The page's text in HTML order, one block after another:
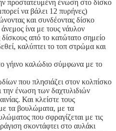
προστατευμένη ένωση στο δίσκο
να βάλει 12 πυρήνες)
και συνδέοντας δίσκο
ίνα με τους νάυλον
από το κατώτατο σημείο
καλύπτει το τοπ στρώμα και
γήινο καλώδιο σύμφωνα με το
που πλησιάζει στον κολπίσκο
ένωση των δαχτυλιδιών
Και κλείστε τους
τα βουλώματα, με τα
που σφραγίζεται με τις
σκοντάφτει στο αυλάκι